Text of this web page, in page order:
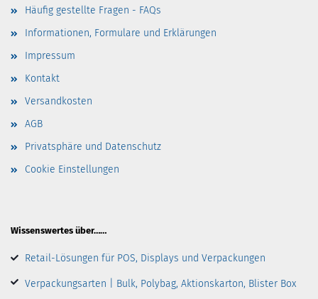
Häufig gestellte Fragen - FAQs
Informationen, Formulare und Erklärungen
Impressum
Kontakt
Versandkosten
AGB
Privatsphäre und Datenschutz
Cookie Einstellungen
Wissenswertes über……
Retail-Lösungen für POS, Displays und Verpackungen
Verpackungsarten | Bulk, Polybag, Aktionskarton, Blister Box